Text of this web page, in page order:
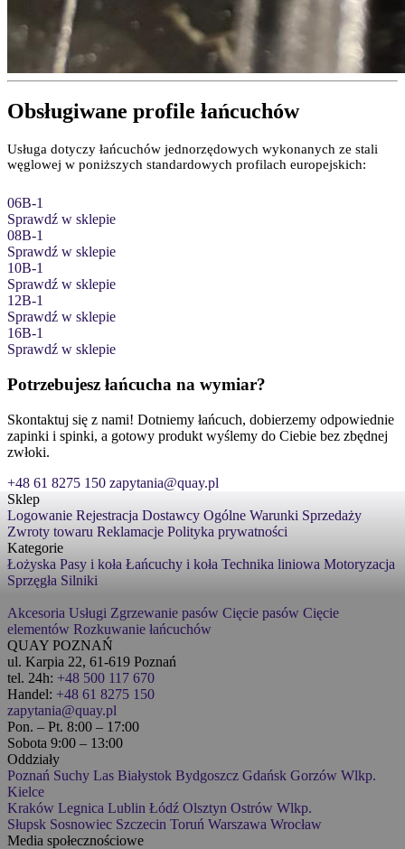
Obsługiwane profile łańcuchów
Usługa dotyczy łańcuchów jednorzędowych wykonanych ze stali
węglowej w poniższych standardowych profilach europejskich:
06B-1
Sprawdź w sklepie
08B-1
Sprawdź w sklepie
10B-1
Sprawdź w sklepie
12B-1
Sprawdź w sklepie
16B-1
Sprawdź w sklepie
Potrzebujesz łańcucha na wymiar?
Skontaktuj się z nami! Dotniemy łańcuch, dobierzemy odpowiednie
zapinki i spinki, a gotowy produkt wyślemy do Ciebie bez zbędnej
zwłoki.
+48 61 8275 150 zapytania@quay.pl
Sklep
Logowanie Rejestracja Dostawcy Ogólne Warunki Sprzedaży
Zwroty towaru Reklamacje Polityka prywatności
Kategorie
Łożyska Pasy i koła Łańcuchy i koła Technika liniowa Motoryzacja
Sprzęgła Silniki
Akcesoria Usługi Zgrzewanie pasów Cięcie pasów Cięcie
elementów Rozkuwanie łańcuchów
QUAY POZNAŃ
ul. Karpia 22, 61-619 Poznań
tel. 24h: +48 500 117 670
Handel: +48 61 8275 150
zapytania@quay.pl
Pon. – Pt. 8:00 – 17:00
Sobota 9:00 – 13:00
Oddziały
Poznań Suchy Las Białystok Bydgoszcz Gdańsk Gorzów Wlkp.
Kielce
Kraków Legnica Lublin Łódź Olsztyn Ostrów Wlkp.
Słupsk Sosnowiec Szczecin Toruń Warszawa Wrocław
Media społecznościowe